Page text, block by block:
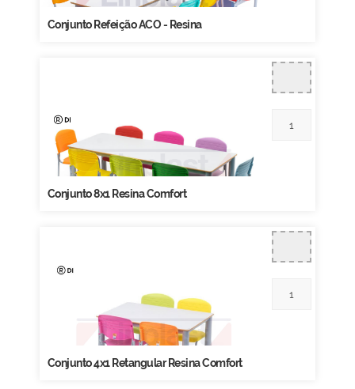
Conjunto Refeição ACO - Resina
Conjunto 8x1 Resina Comfort
Conjunto 4x1 Retangular Resina Comfort